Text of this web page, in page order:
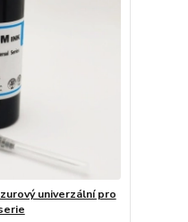
univerzální pro